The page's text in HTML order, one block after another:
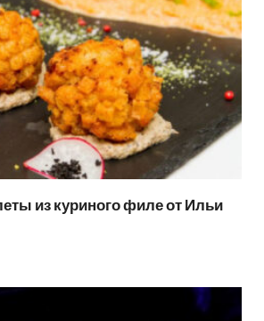
из куриного филе от Ильи